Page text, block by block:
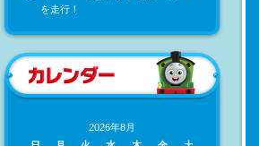
を走行！
2026年8月